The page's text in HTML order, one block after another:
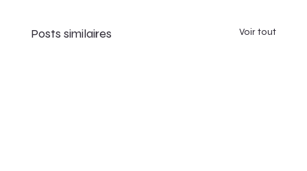
Posts similaires Voir tout